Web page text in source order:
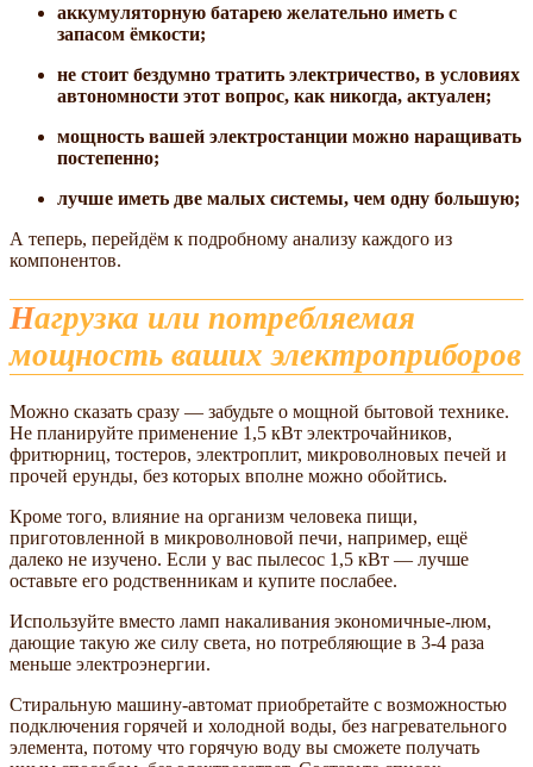
аккумуляторную батарею желательно иметь с
запасом ёмкости;
не стоит бездумно тратить электричество, в условиях
автономности этот вопрос, как никогда, актуален;
мощность вашей электростанции можно наращивать
постепенно;
лучше иметь две малых системы, чем одну большую;
А теперь, перейдём к подробному анализу каждого из
компонентов.
Нагрузка или потребляемая
мощность ваших электроприборов
Можно сказать сразу — забудьте о мощной бытовой технике.
Не планируйте применение 1,5 кВт электрочайников,
фритюрниц, тостеров, электроплит, микроволновых печей и
прочей ерунды, без которых вполне можно обойтись.
Кроме того, влияние на организм человека пищи,
приготовленной в микроволновой печи, например, ещё
далеко не изучено. Если у вас пылесос 1,5 кВт — лучше
оставьте его родственникам и купите послабее.
Используйте вместо ламп накаливания экономичные-люм,
дающие такую же силу света, но потребляющие в 3-4 раза
меньше электроэнергии.
Стиральную машину-автомат приобретайте с возможностью
подключения горячей и холодной воды, без нагревательного
элемента, потому что горячую воду вы сможете получать